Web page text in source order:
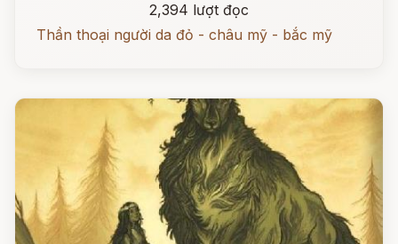
2,394 lượt đọc
Thần thoại người da đỏ - châu mỹ - bắc mỹ